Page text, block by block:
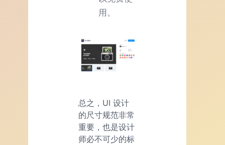
用。
总之，UI 设计
的尺寸规范非常
重要，也是设计
师必不可少的标